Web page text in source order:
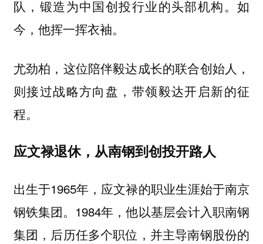
队，锻造为中国创投行业的头部机构。如
今，他挥一挥衣袖。
尤劲柏，这位陪伴毅达成长的联合创始人，
则接过战略方向盘，带领毅达开启新的征
程。
应文禄退休，从南钢到创投开路人
出生于1965年，应文禄的职业生涯始于南京
钢铁集团。1984年，他以基层会计入职南钢
集团，后历任多个职位，并主导南钢股份的